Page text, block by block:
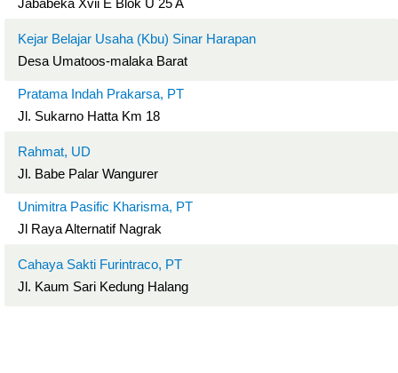
Jababeka Xvii E Blok U 25 A
Kejar Belajar Usaha (Kbu) Sinar Harapan
Desa Umatoos-malaka Barat
Pratama Indah Prakarsa, PT
Jl. Sukarno Hatta Km 18
Rahmat, UD
Jl. Babe Palar Wangurer
Unimitra Pasific Kharisma, PT
Jl Raya Alternatif Nagrak
Cahaya Sakti Furintraco, PT
Jl. Kaum Sari Kedung Halang